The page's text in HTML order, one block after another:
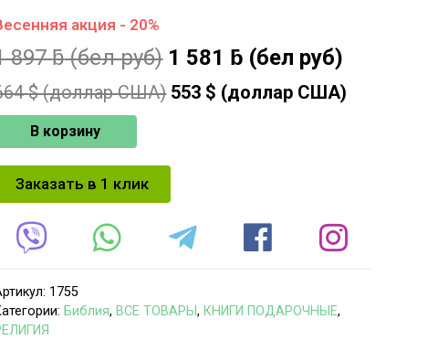
акция - 20%
897ƃ(бел руб) 1 581 ƃ (бел руб)
$ (доллар США) 553 $ (доллар США)
В корзину
Заказать в 1 клик
1755
Библия, ВСЕ ТОВАРЫ, КНИГИ ПОДАРОЧНЫЕ,